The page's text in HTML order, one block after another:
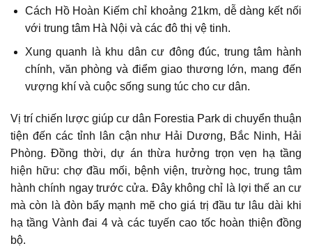
Cách Hồ Hoàn Kiếm chỉ khoảng 21km, dễ dàng kết nối
với trung tâm Hà Nội và các đô thị vệ tinh.
Xung quanh là khu dân cư đông đúc, trung tâm hành
chính, văn phòng và điểm giao thương lớn, mang đến
vượng khí và cuộc sống sung túc cho cư dân.
Vị trí chiến lược giúp cư dân Forestia Park di chuyển thuận
tiện đến các tỉnh lân cận như Hải Dương, Bắc Ninh, Hải
Phòng. Đồng thời, dự án thừa hưởng trọn vẹn hạ tầng
hiện hữu: chợ đầu mối, bệnh viện, trường học, trung tâm
hành chính ngay trước cửa. Đây không chỉ là lợi thế an cư
mà còn là đòn bẩy mạnh mẽ cho giá trị đầu tư lâu dài khi
hạ tầng Vành đai 4 và các tuyến cao tốc hoàn thiện đồng
bộ.